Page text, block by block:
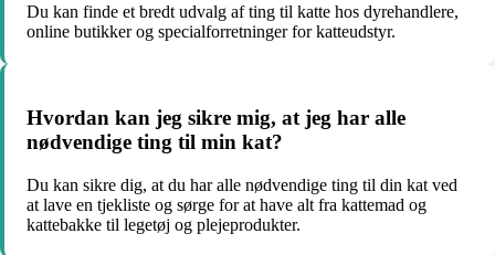
Du kan finde et bredt udvalg af ting til katte hos dyrehandlere,
online butikker og specialforretninger for katteudstyr.
Hvordan kan jeg sikre mig, at jeg har alle
nødvendige ting til min kat?
Du kan sikre dig, at du har alle nødvendige ting til din kat ved
at lave en tjekliste og sørge for at have alt fra kattemad og
kattebakke til legetøj og plejeprodukter.